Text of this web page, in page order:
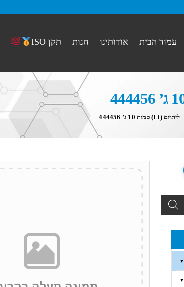
עמוד הבית אודותינו חנות תקן ISO
ליתיום (Li) כמות 10 ג’ 444456
▼
▼